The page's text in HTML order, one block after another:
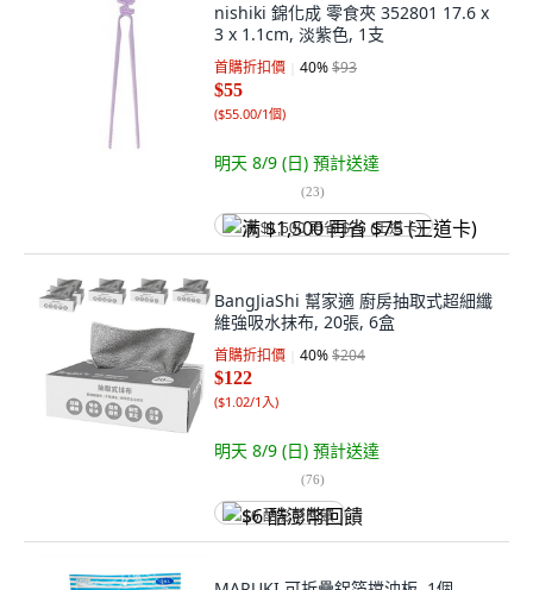
nishiki 錦化成 零食夾 352801 17.6 x
3 x 1.1cm, 淡紫色, 1支
首購折扣價 40%$93
$55
($55.00/1個)
明天 8/9 (日) 預計送達
(23)
满 $1,500 再省 $75 (王道卡)
BangJiaShi 幫家適 廚房抽取式超細纖
維強吸水抹布, 20張, 6盒
首購折扣價 40%$204
$122
($1.02/1入)
明天 8/9 (日) 預計送達
(76)
$6 酷澎幣回饋